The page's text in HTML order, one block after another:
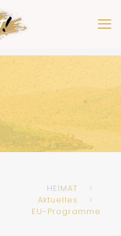
HEIMAT
Aktuelles
EU-Programme